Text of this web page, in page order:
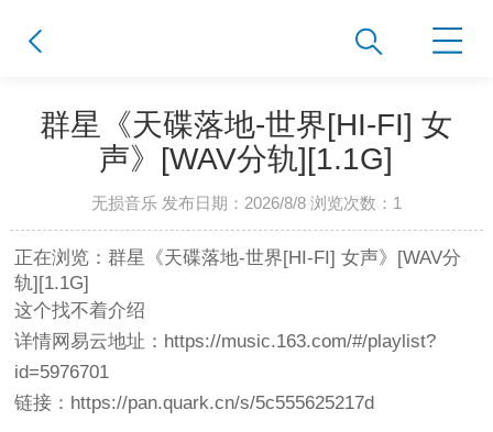
群星《天碟落地-世界[HI-FI] 女
声》[WAV分轨][1.1G]
无损音乐 发布日期：2026/8/8 浏览次数： 1
正在浏览：群星《天碟落地-世界[HI-FI] 女声》[WAV分
轨][1.1G]
这个找不着介绍
详情网易云地址：https://music.163.com/#/playlist?
id=5976701
链接：https://pan.quark.cn/s/5c555625217d